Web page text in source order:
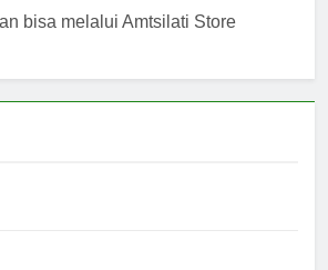
bisa melalui Amtsilati Store